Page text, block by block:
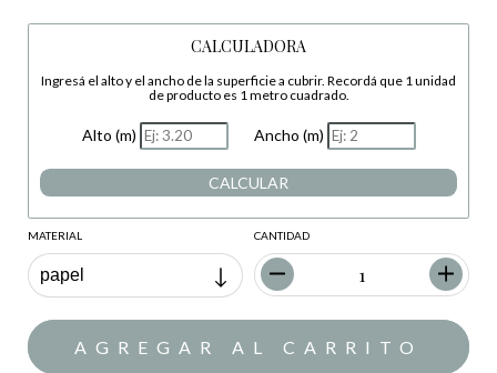
CALCULADORA
Ingresá el alto y el ancho de la superficie a cubrir. Recordá que 1 unidad
de producto es 1 metro cuadrado.
Alto (m) Ancho (m)
CALCULAR
MATERIAL CANTIDAD